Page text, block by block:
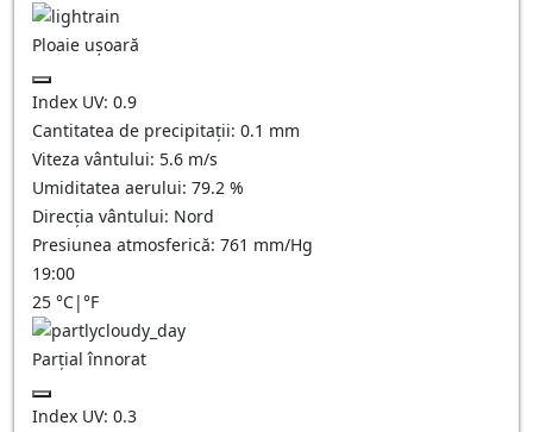
Ploaie ușoară
Index UV: 0.9
Cantitatea de precipitații: 0.1 mm
Viteza vântului: 5.6 m/s
Umiditatea aerului: 79.2 %
Direcția vântului: Nord
Presiunea atmosferică: 761 mm/Hg
19:00
25 °C|°F
Parțial înnorat
Index UV: 0.3